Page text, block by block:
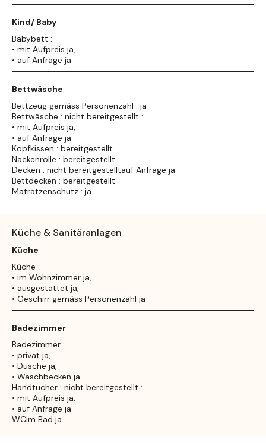
Kind/ Baby
Babybett :
• mit Aufpreis ja,
• auf Anfrage ja
Bettwäsche
Bettzeug gemäss Personenzahl : ja
Bettwäsche : nicht bereitgestellt :
• mit Aufpreis ja,
• auf Anfrage ja
Kopfkissen : bereitgestellt
Nackenrolle : bereitgestellt
Decken : nicht bereitgestelltauf Anfrage ja
Bettdecken : bereitgestellt
Matratzenschutz : ja
Küche & Sanitäranlagen
Küche
Küche :
• im Wohnzimmer ja,
• ausgestattet ja,
• Geschirr gemäss Personenzahl ja
Badezimmer
Badezimmer :
• privat ja,
• Dusche ja,
• Waschbecken ja
Handtücher : nicht bereitgestellt :
• mit Aufpreis ja,
• auf Anfrage ja
WCim Bad ja